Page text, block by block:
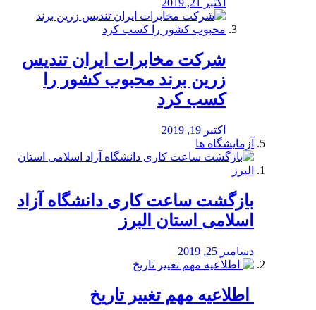
اکتبر 21, 2019
شرکت مخابرات ایران تندیس
زرین برند محبوب کشور را
کسب کرد
اکتبر 19, 2019
آزمایشگاه ها
بازگشت ساعت کاری دانشگاه آزاد
اسلامی استان البرز
دسامبر 25, 2019
️ اطلاعیه مهم تغییر تاریخ